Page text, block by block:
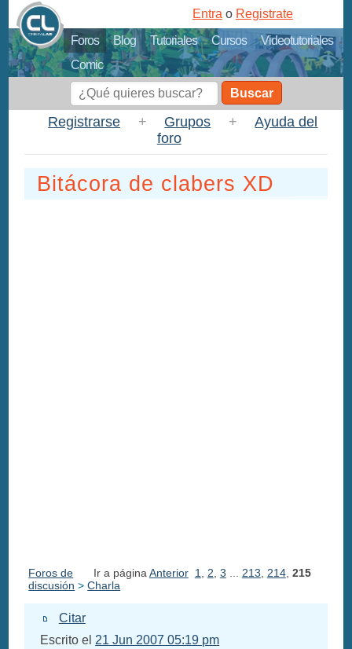
Foros Blog Tutoriales Cursos
Videotutoriales
Comic
Entra o Registrate
Buscar
Registrarse + Grupos +
Ayuda del
foro
Bitácora de clabers XD
Ir a páginaAnterior 1, 2, 3 ... 213, 214, 215
Foros de
discusión >Charla
Citar
Escrito el 21 Jun 2007 05:19 pm